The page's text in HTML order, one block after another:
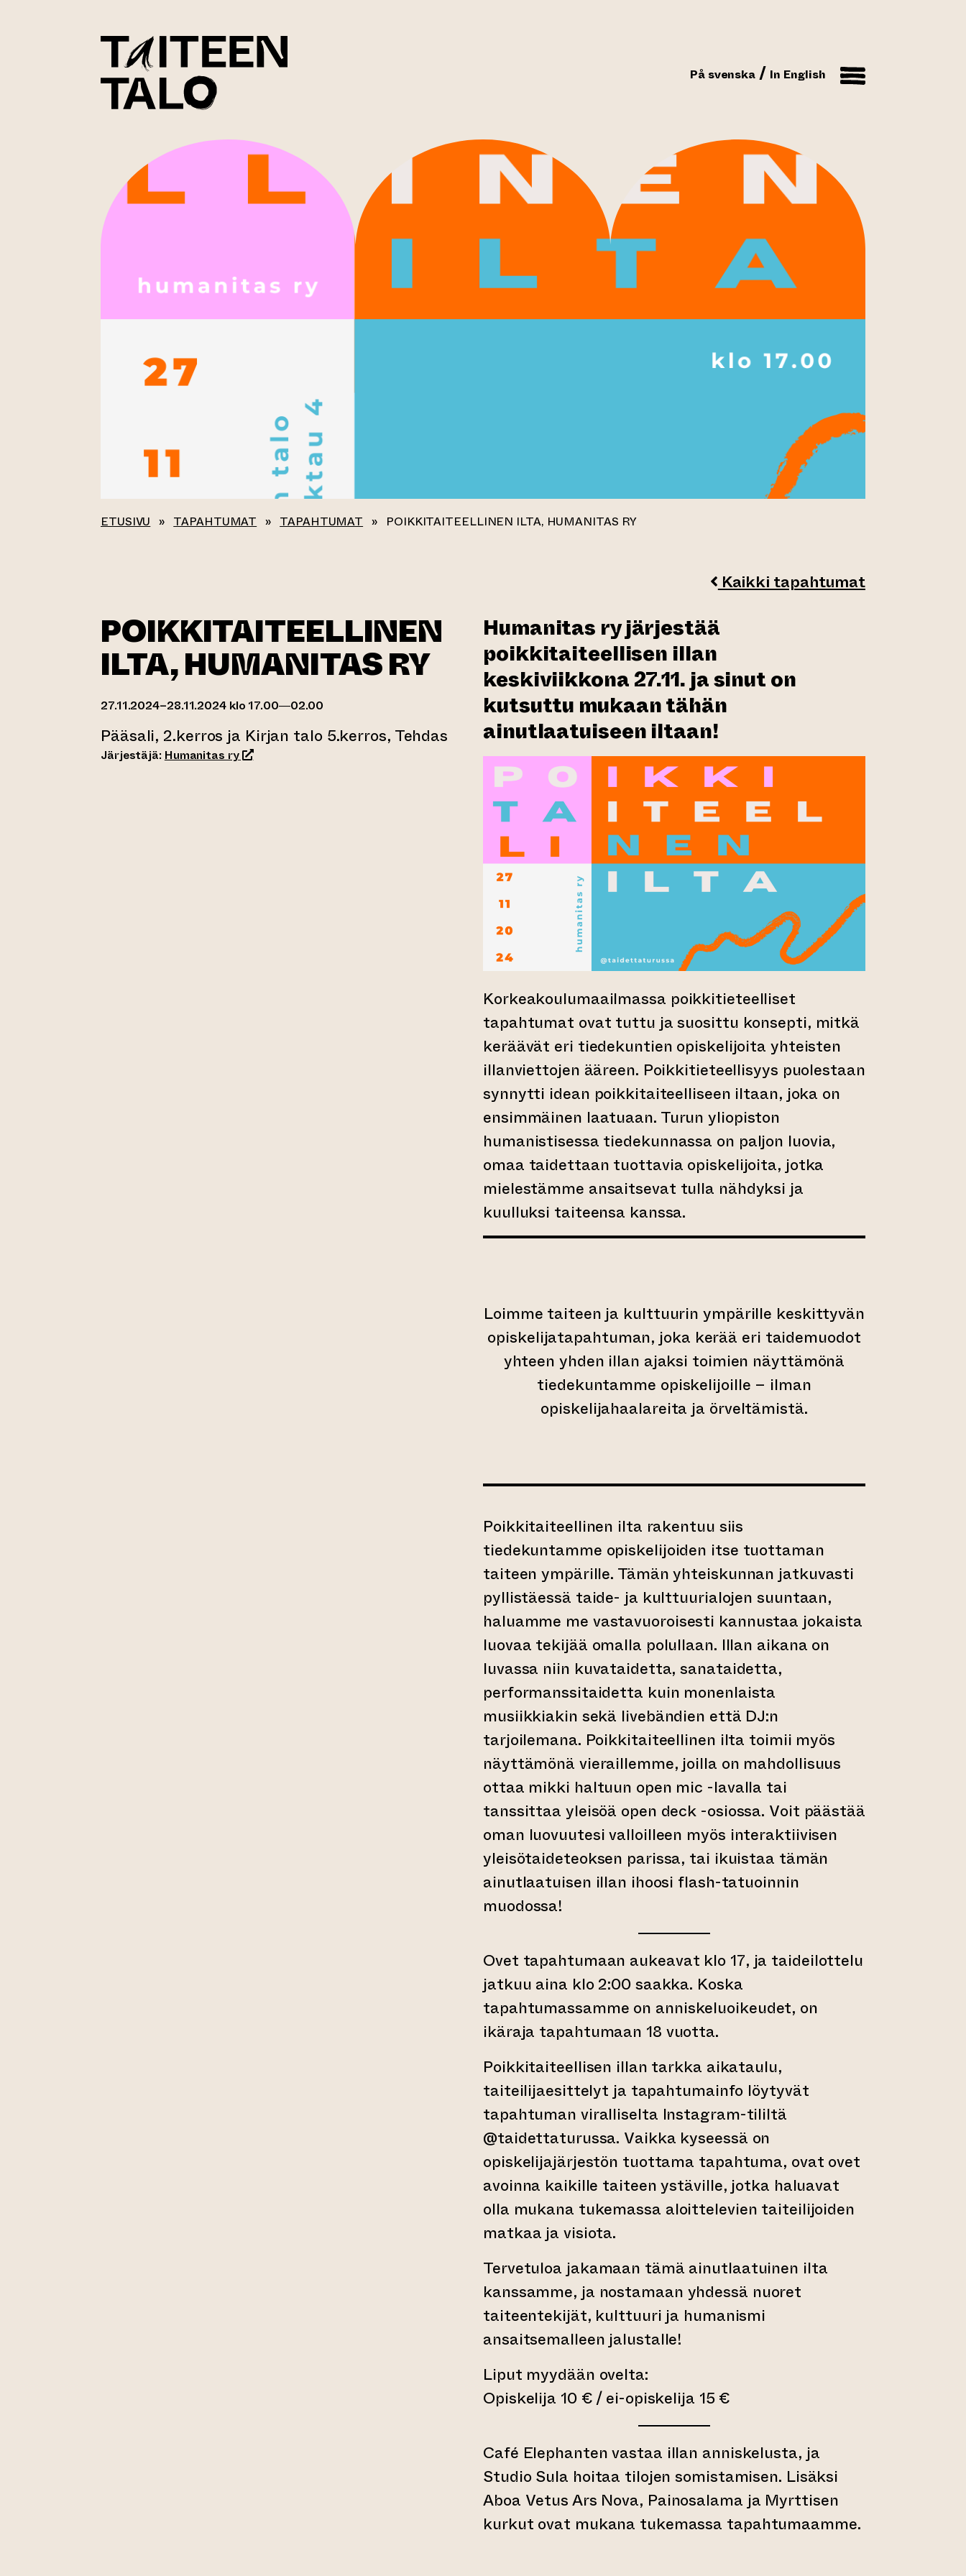
På svenska In English
ETUSIVU » TAPAHTUMAT » TAPAHTUMAT » POIKKITAITEELLINEN ILTA, HUMANITAS RY
Kaikki tapahtumat
POIKKITAITEELLINEN
ILTA, HUMANITAS RY
27.11.2024–28.11.2024 klo 17.00—02.00
Pääsali, 2.kerros ja Kirjan talo 5.kerros, Tehdas
Järjestäjä: Humanitas ry(siirtyy toiseen verkkopalveluun)
Humanitas ry järjestää
poikkitaiteellisen illan
keskiviikkona 27.11. ja sinut on
kutsuttu mukaan tähän
ainutlaatuiseen iltaan!
Korkeakoulumaailmassa poikkitieteelliset
tapahtumat ovat tuttu ja suosittu konsepti, mitkä
keräävät eri tiedekuntien opiskelijoita yhteisten
illanviettojen ääreen. Poikkitieteellisyys puolestaan
synnytti idean poikkitaiteelliseen iltaan, joka on
ensimmäinen laatuaan. Turun yliopiston
humanistisessa tiedekunnassa on paljon luovia,
omaa taidettaan tuottavia opiskelijoita, jotka
mielestämme ansaitsevat tulla nähdyksi ja
kuulluksi taiteensa kanssa.
Loimme taiteen ja kulttuurin ympärille keskittyvän
opiskelijatapahtuman, joka kerää eri taidemuodot
yhteen yhden illan ajaksi toimien näyttämönä
tiedekuntamme opiskelijoille – ilman
opiskelijahaalareita ja örveltämistä.
Poikkitaiteellinen ilta rakentuu siis
tiedekuntamme opiskelijoiden itse tuottaman
taiteen ympärille. Tämän yhteiskunnan jatkuvasti
pyllistäessä taide- ja kulttuurialojen suuntaan,
haluamme me vastavuoroisesti kannustaa jokaista
luovaa tekijää omalla polullaan. Illan aikana on
luvassa niin kuvataidetta, sanataidetta,
performanssitaidetta kuin monenlaista
musiikkiakin sekä livebändien että DJ:n
tarjoilemana. Poikkitaiteellinen ilta toimii myös
näyttämönä vieraillemme, joilla on mahdollisuus
ottaa mikki haltuun open mic -lavalla tai
tanssittaa yleisöä open deck -osiossa. Voit päästää
oman luovuutesi valloilleen myös interaktiivisen
yleisötaideteoksen parissa, tai ikuistaa tämän
ainutlaatuisen illan ihoosi flash-tatuoinnin
muodossa!
Ovet tapahtumaan aukeavat klo 17, ja taideilottelu
jatkuu aina klo 2:00 saakka. Koska
tapahtumassamme on anniskeluoikeudet, on
ikäraja tapahtumaan 18 vuotta.
Poikkitaiteellisen illan tarkka aikataulu,
taiteilijaesittelyt ja tapahtumainfo löytyvät
tapahtuman viralliselta Instagram-tililtä
@taidettaturussa. Vaikka kyseessä on
opiskelijajärjestön tuottama tapahtuma, ovat ovet
avoinna kaikille taiteen ystäville, jotka haluavat
olla mukana tukemassa aloittelevien taiteilijoiden
matkaa ja visiota.
Tervetuloa jakamaan tämä ainutlaatuinen ilta
kanssamme, ja nostamaan yhdessä nuoret
taiteentekijät, kulttuuri ja humanismi
ansaitsemalleen jalustalle!
Liput myydään ovelta:
Opiskelija 10 € / ei-opiskelija 15 €
Café Elephanten vastaa illan anniskelusta, ja
Studio Sula hoitaa tilojen somistamisen. Lisäksi
Aboa Vetus Ars Nova, Painosalama ja Myrttisen
kurkut ovat mukana tukemassa tapahtumaamme.